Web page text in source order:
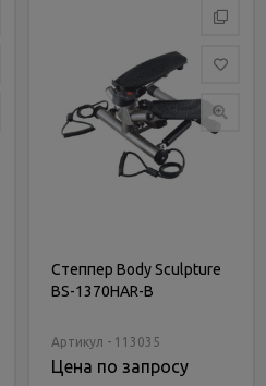
Степпер Body Sculpture
BS-1370HAR-B
Артикул - 113035
Цена по запросу